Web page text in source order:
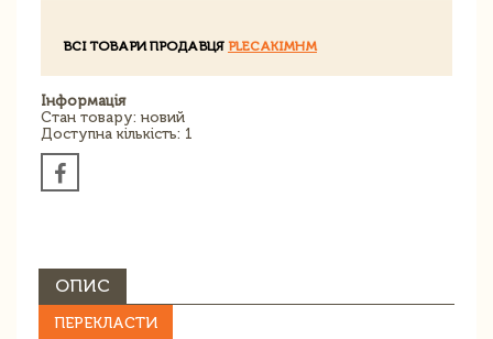
ВСІ ТОВАРИ ПРОДАВЦЯ PLECAKIMHM
Інформація
Стан товару: новий
Доступна кількість: 1
ОПИС
ПЕРЕКЛАСТИ